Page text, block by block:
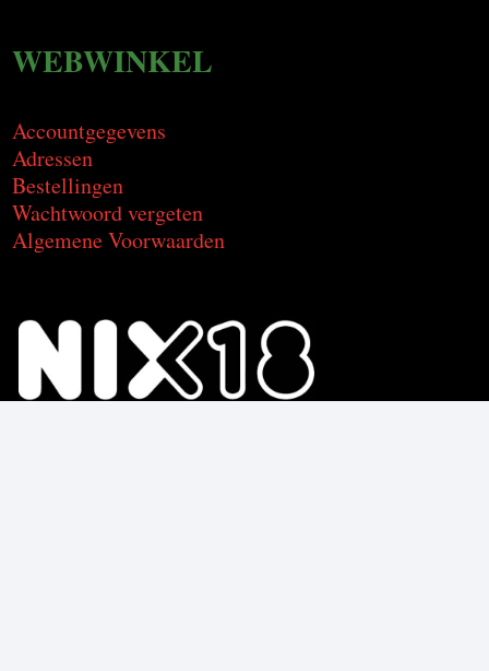
WEBWINKEL
Accountgegevens
Adressen
Bestellingen
Wachtwoord vergeten
Algemene Voorwaarden